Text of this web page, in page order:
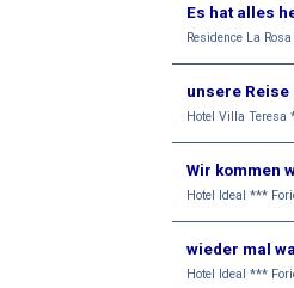
Es hat alles
Residence La
unsere
Hotel Villa Teresa
Wir kommen
Hotel Ideal ***
wieder mal
Hotel Ideal ***